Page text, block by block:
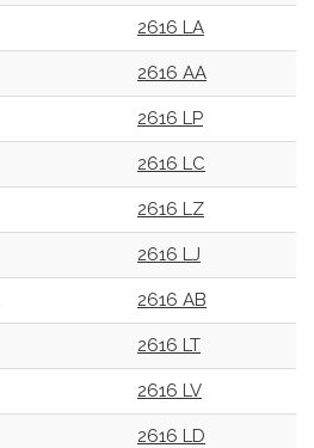
2616 LA
2616 AA
2616 LP
2616 LC
2616 LZ
2616 LJ
2616 AB
2616 LT
2616 LV
2616 LD